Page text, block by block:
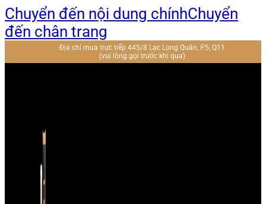
Chuyển đến nội dung chínhChuyển
đến chân trang
Địa chỉ mua trực tiếp 445/8 Lạc Long Quân, P5, Q11
(vui lòng gọi trước khi qua)